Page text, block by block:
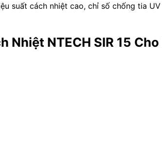
suất cách nhiệt cao, chỉ số chống tia
Nhiệt NTECH SIR 15